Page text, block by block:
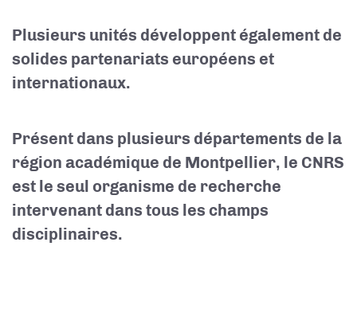
Plusieurs unités développent également de
solides partenariats européens et
internationaux.
Présent dans plusieurs départements de la
région académique de Montpellier, le CNRS
est le seul organisme de recherche
intervenant dans tous les champs
disciplinaires.